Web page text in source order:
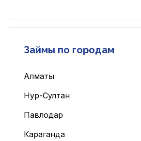
Займы по городам
Алматы
Нур-Султан
Павлодар
Караганда